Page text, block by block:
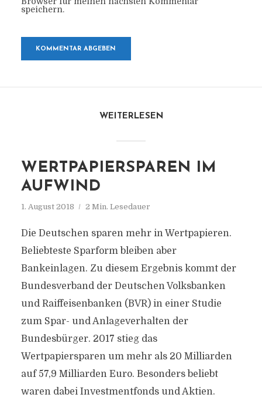
speichern.
WEITERLESEN
WERTPAPIERSPAREN IM
AUFWIND
1. August 2018 2 Min. Lesedauer
Die Deutschen sparen mehr in Wertpapieren.
Beliebteste Sparform bleiben aber
Bankeinlagen. Zu diesem Ergebnis kommt der
Bundesverband der Deutschen Volksbanken
und Raiffeisenbanken (BVR) in einer Studie
zum Spar- und Anlageverhalten der
Bundesbürger. 2017 stieg das
Wertpapiersparen um mehr als 20 Milliarden
auf 57,9 Milliarden Euro. Besonders beliebt
waren dabei Investmentfonds und Aktien.